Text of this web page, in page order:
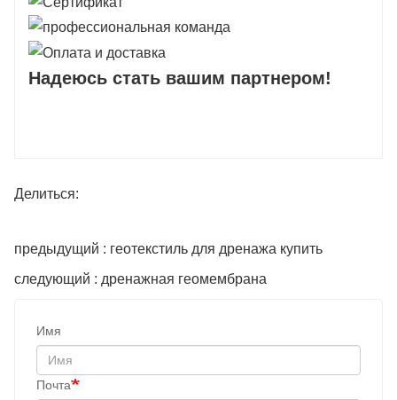
Надеюсь стать вашим партнером!
Делиться:
предыдущий : геотекстиль для дренажа купить
следующий : дренажная геомембрана
Имя
Почта